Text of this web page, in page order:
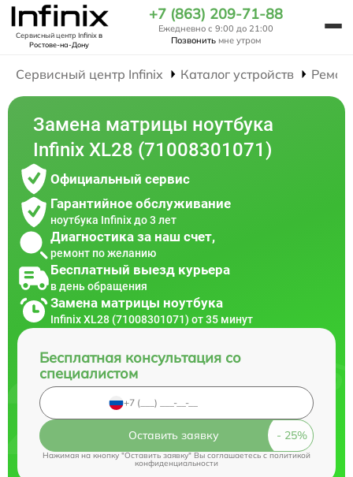
Сервисный центр Infinixв
Ростове-на-Дону
+7 (863) 209-71-88
Ежедневно с 9:00 до 21:00
Позвонить мне утром
Сервисный центр Infinix Каталог устройств
Замена матрицы ноутбука
Infinix XL28 (71008301071)
Официальный сервис
Гарантийное обслуживание
ноутбука Infinix до 3 лет
Диагностика за наш счет,
ремонт по желанию
Бесплатный выезд курьера
в день обращения
Замена матрицы ноутбука
Infinix XL28 (71008301071) от 35 минут
Бесплатная консультация со
специалистом
Оставить заявку
Нажимая на кнопку "Оставить заявку" Вы соглашаетесь cполитикой
конфиденциальности